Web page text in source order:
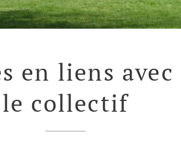
en liens avec
le collectif